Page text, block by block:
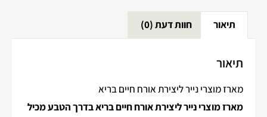
תיאור חוות דעת (0)
תיאור
מארז מוצרי נייר ליצירת אורח חיים בריא
מארז מוצרי נייר ליצירת אורח חיים בריא בדרך הטבע מכיל